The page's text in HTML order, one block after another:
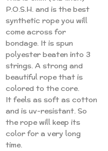
P.O.S.H. and is the best
synthetic rope you will
come across for
bondage. It is spun
polyester beaten into 3
strings. A strong and
beautiful rope that is
colored to the core.
It feels as soft as cotton
and is uv-resistant. So
the rope will keep its
color for a very long
time.